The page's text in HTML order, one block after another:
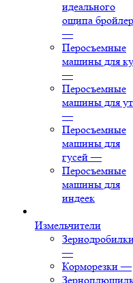
идеального
ощипа
—
Перосъемные
машины для
—
Перосъемные
машины для
—
Перосъемные
машины для
гусей —
Перосъемные
машины для
индеек
Измельчители
—
Корморезки —